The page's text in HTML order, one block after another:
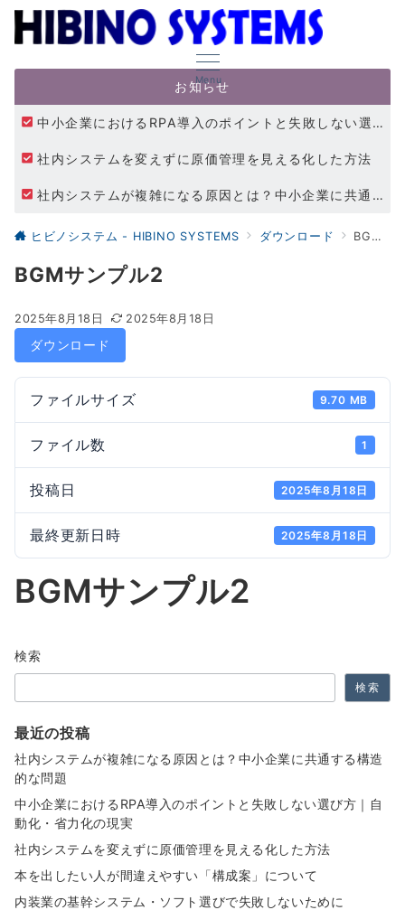
Menu
お知らせ
中小企業におけるRPA導入のポイントと失敗しない選び方｜自動化・省力化の現実
社内システムを変えずに原価管理を見える化した方法
社内システムが複雑になる原因とは？中小企業に共通する構造的な問題
ヒビノシステム - HIBINO SYSTEMS ダウンロード BGMサンプル2
BGMサンプル2
2025年8月18日 2025年8月18日
ダウンロード
ファイルサイズ 9.70 MB
ファイル数 1
投稿日 2025年8月18日
最終更新日時 2025年8月18日
BGMサンプル2
検索
検索
最近の投稿
社内システムが複雑になる原因とは？中小企業に共通する構造
的な問題
中小企業におけるRPA導入のポイントと失敗しない選び方｜自
動化・省力化の現実
社内システムを変えずに原価管理を見える化した方法
本を出したい人が間違えやすい「構成案」について
内装業の基幹システム・ソフト選びで失敗しないために